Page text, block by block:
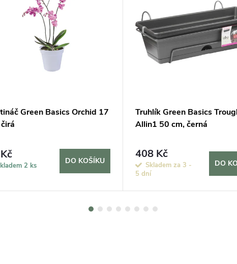
Green Basics Orchid 17
2 ks
DO KOŠÍKU
Truhlík Green Basics
Allin1 50 cm, černá
408 Kč
Skladem za 3 -
5 dní
DO